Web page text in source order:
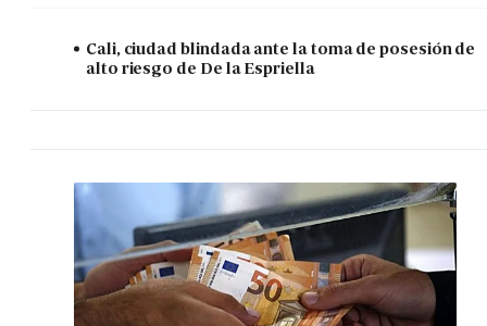
Cali, ciudad blindada ante la toma de posesión de
alto riesgo de De la Espriella